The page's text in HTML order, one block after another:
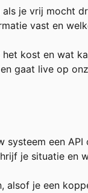
je vrij mocht
vast en
kost en wat
gaat live op
een
je situatie en
alsof je een